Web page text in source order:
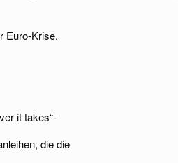
Euro-Krise.
it takes“-
die die